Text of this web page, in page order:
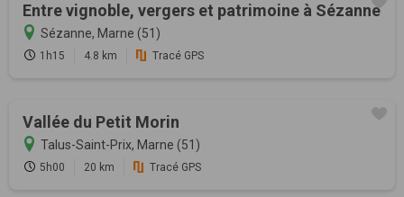
Entre vignoble, vergers et patrimoine à Sézanne
Sézanne, Marne (51)
1h15 4.8 km Tracé GPS
Vallée du Petit Morin
Talus-Saint-Prix, Marne (51)
5h00 20 km Tracé GPS